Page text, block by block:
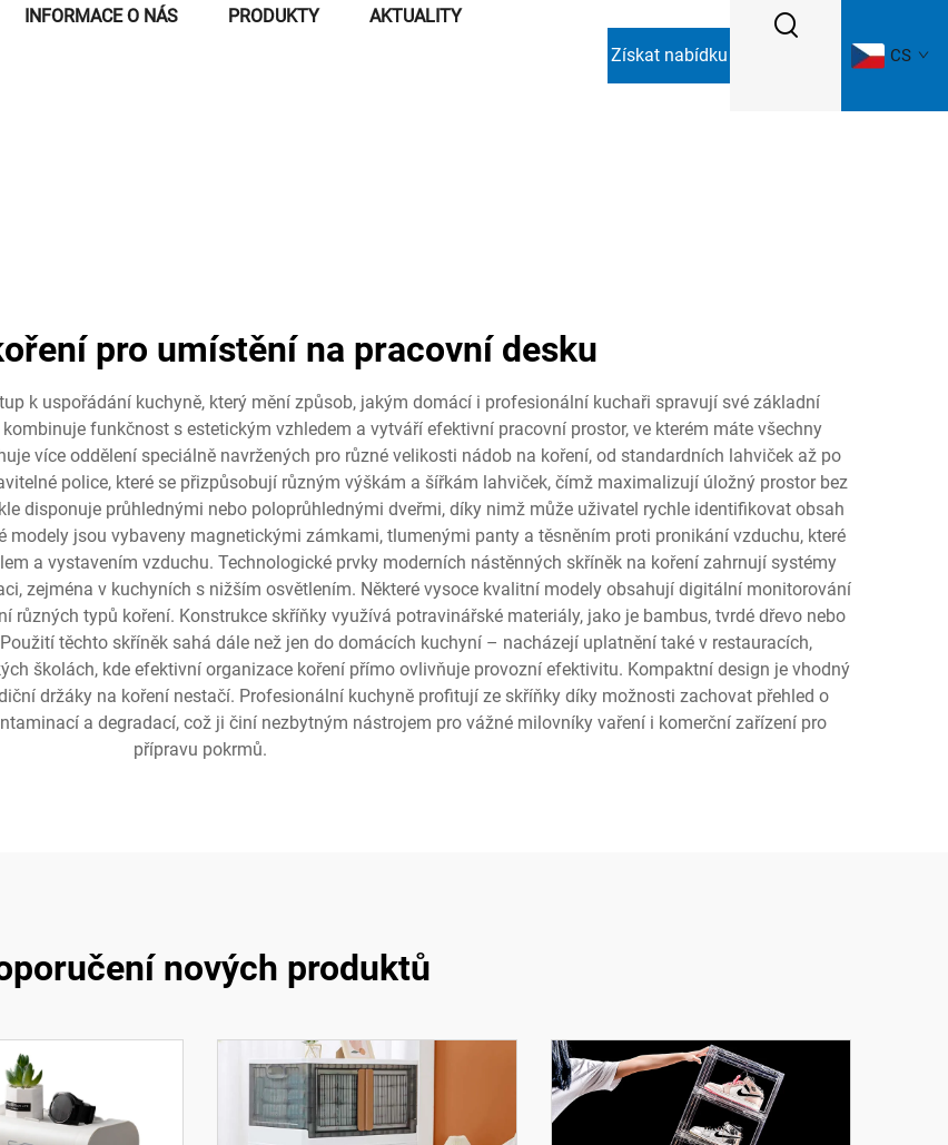
INFORMACE O NÁS PRODUKTY AKTUALITY
Získat nabídku CS
pro umístění na pracovní desku
k uspořádání kuchyně, který mění způsob, jakým domácí i profesionální kuchaři spravují své základní
funkčnost s estetickým vzhledem a vytváří efektivní pracovní prostor, ve kterém máte všechny
více oddělení speciálně navržených pro různé velikosti nádob na koření, od standardních lahviček až po
police, které se přizpůsobují různým výškám a šířkám lahviček, čímž maximalizují úložný prostor bez
disponuje průhlednými nebo poloprůhlednými dveřmi, díky nimž může uživatel rychle identifikovat obsah
modely jsou vybaveny magnetickými zámkami, tlumenými panty a těsněním proti pronikání vzduchu, které
a vystavením vzduchu. Technologické prvky moderních nástěnných skříněk na koření zahrnují systémy
zejména v kuchyních s nižším osvětlením. Některé vysoce kvalitní modely obsahují digitální monitorování
typů koření. Konstrukce skříňky využívá potravinářské materiály, jako je bambus, tvrdé dřevo nebo
těchto skříněk sahá dále než jen do domácích kuchyní – nacházejí uplatnění také v restauracích,
školách, kde efektivní organizace koření přímo ovlivňuje provozní efektivitu. Kompaktní design je vhodný
držáky na koření nestačí. Profesionální kuchyně profitují ze skříňky díky možnosti zachovat přehled o
a degradací, což ji činí nezbytným nástrojem pro vážné milovníky vaření i komerční zařízení pro
přípravu pokrmů.
nových produktů